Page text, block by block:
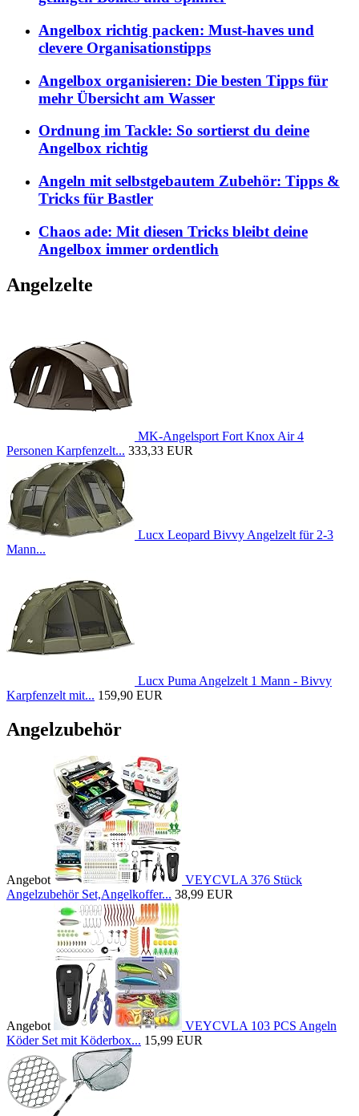
Angelbox richtig packen: Must-haves und
clevere Organisationstipps
Angelbox organisieren: Die besten Tipps für
mehr Übersicht am Wasser
Ordnung im Tackle: So sortierst du deine
Angelbox richtig
Angeln mit selbstgebautem Zubehör: Tipps &
Tricks für Bastler
Chaos ade: Mit diesen Tricks bleibt deine
Angelbox immer ordentlich
Angelzelte
MK-Angelsport Fort Knox Air 4
Personen Karpfenzelt... 333,33 EUR
Lucx Leopard Bivvy Angelzelt für 2-3
Mann...
Lucx Puma Angelzelt 1 Mann - Bivvy
Karpfenzelt mit... 159,90 EUR
Angelzubehör
Angebot
VEYCVLA 376 Stück
Angelzubehör Set,Angelkoffer... 38,99 EUR
Angebot
VEYCVLA 103 PCS Angeln
Köder Set mit Köderbox... 15,99 EUR